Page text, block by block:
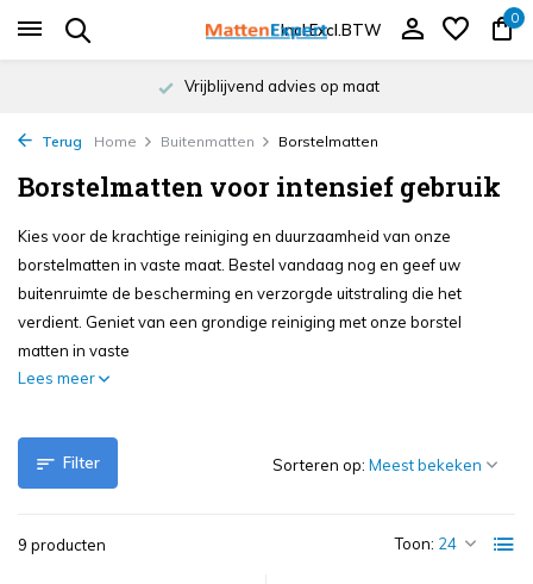
Incl.Excl.BTW
0
Vrijblijvend advies op maat
Terug Home Buitenmatten Borstelmatten
Borstelmatten voor intensief gebruik
Kies voor de krachtige reiniging en duurzaamheid van onze
borstelmatten in vaste maat. Bestel vandaag nog en geef uw
buitenruimte de bescherming en verzorgde uitstraling die het
verdient. Geniet van een grondige reiniging met onze borstel
matten in vaste
Lees meer
Filter
9 producten Toon:
Sorteren op: